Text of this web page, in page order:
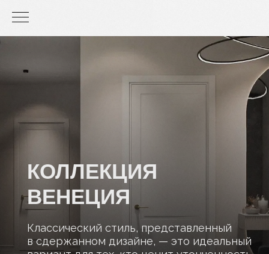
КОЛЛЕКЦИЯ
Классический стиль, представленный
в сдержанном дизайне, — это идеальный
вариант для тех, кто ценит утонченность
и практичность.